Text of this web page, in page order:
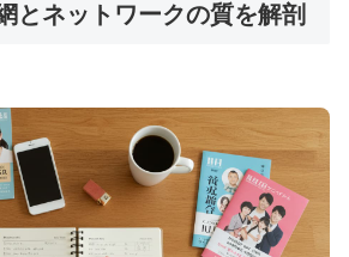
ン完結 ・全国対応
られるサブスク型結婚相談所。面
完全オンライン対応。
とネットワークの質を解剖